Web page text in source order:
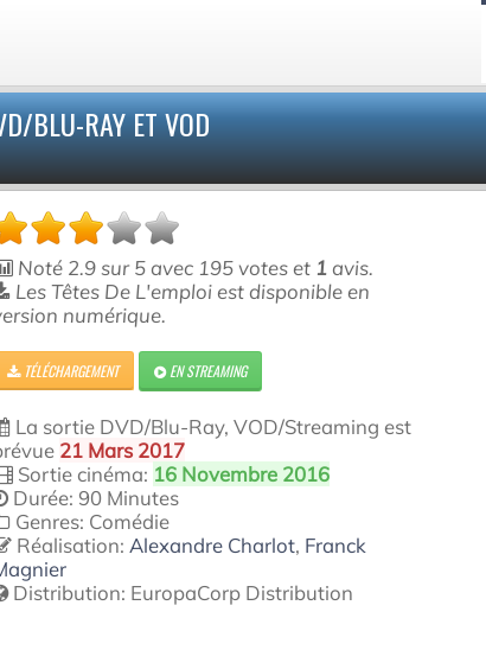
BLU-RAY ET VOD
Noté 2.9sur5 avec 195votes et 1 avis.
Les Têtes De L'emploi est disponible en
numérique.
TÉLÉCHARGEMENT EN STREAMING
La sortie DVD/Blu-Ray, VOD/Streaming est
21 Mars 2017
Sortie cinéma: 16 Novembre 2016
Durée: 90 Minutes
Genres: Comédie
Réalisation: Alexandre Charlot, Franck
Distribution: EuropaCorp Distribution